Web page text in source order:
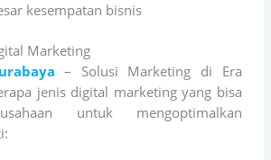
kesempatan bisnis
Marketing
– Solusi Marketing di Era
jenis digital marketing yang bisa
untuk mengoptimalkan